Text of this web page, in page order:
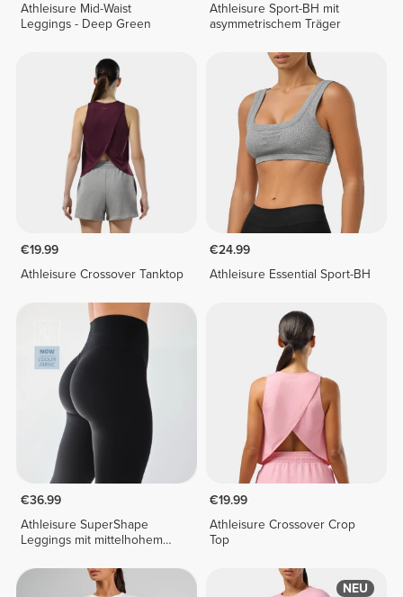
Athleisure Mid-Waist
Leggings - Deep Green
Athleisure Sport-BH mit
asymmetrischem Träger
€19.99
Athleisure Crossover Tanktop
€24.99
Athleisure Essential Sport-BH
€36.99
Athleisure SuperShape
Leggings mit mittelhohem
€19.99
Athleisure Crossover Crop
Top
NEU